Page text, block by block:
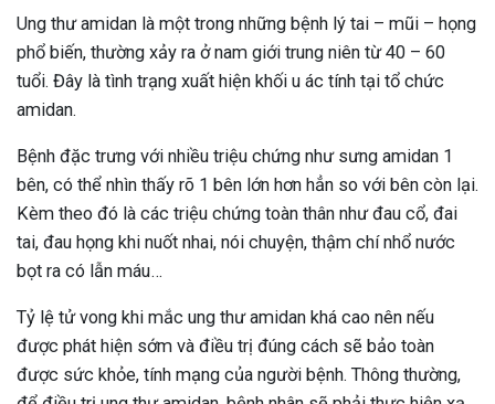
Ung thư amidan là một trong những bệnh lý tai – mũi – họng
phổ biến, thường xảy ra ở nam giới trung niên từ 40 – 60
tuổi. Đây là tình trạng xuất hiện khối u ác tính tại tổ chức
amidan.
Bệnh đặc trưng với nhiều triệu chứng như sưng amidan 1
bên, có thể nhìn thấy rõ 1 bên lớn hơn hẳn so với bên còn lại.
Kèm theo đó là các triệu chứng toàn thân như đau cổ, đai
tai, đau họng khi nuốt nhai, nói chuyện, thậm chí nhổ nước
bọt ra có lẫn máu…
Tỷ lệ tử vong khi mắc ung thư amidan khá cao nên nếu
được phát hiện sớm và điều trị đúng cách sẽ bảo toàn
được sức khỏe, tính mạng của người bệnh. Thông thường,